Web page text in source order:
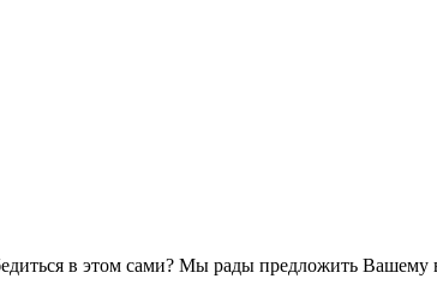
в этом сами? Мы рады предложить Вашему